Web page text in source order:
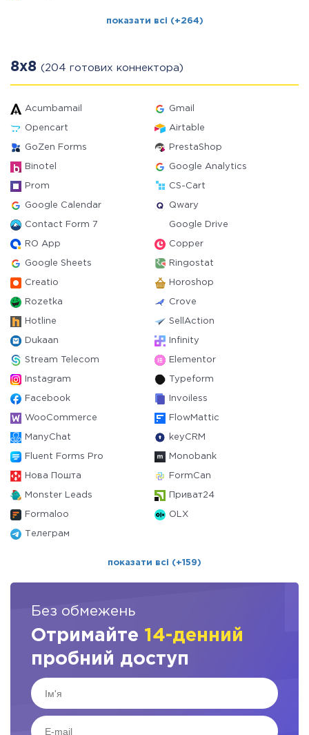
показати всі (+264)
8x8 (204 готових коннектора)
Acumbamail Gmail
Opencart Airtable
GoZen Forms PrestaShop
Binotel Google Analytics
Prom CS-Cart
Google Calendar Qwary
Contact Form 7 Google Drive
RO App Copper
Google Sheets Ringostat
Creatio Horoshop
Rozetka Crove
Hotline SellAction
Dukaan Infinity
Stream Telecom Elementor
Instagram Typeform
Facebook Invoiless
WooCommerce FlowMattic
ManyChat keyCRM
Fluent Forms Pro Monobank
Нова Пошта FormCan
Monster Leads Приват24
Formaloo OLX
Телеграм
показати всі (+159)
Без обмежень
Отримайте 14-денний
пробний доступ